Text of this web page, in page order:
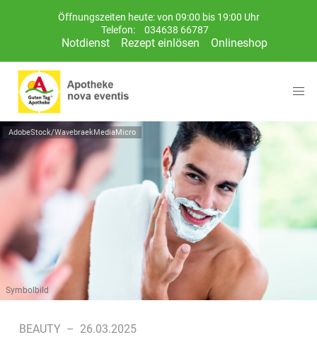
Öffnungszeiten heute: von 09:00 bis 19:00 Uhr
Telefon:
034638 66787
Notdienst Rezept einlösen Onlineshop
AdobeStock/WavebraekMediaMicro
Symbolbild
BEAUTY – 26.03.2025